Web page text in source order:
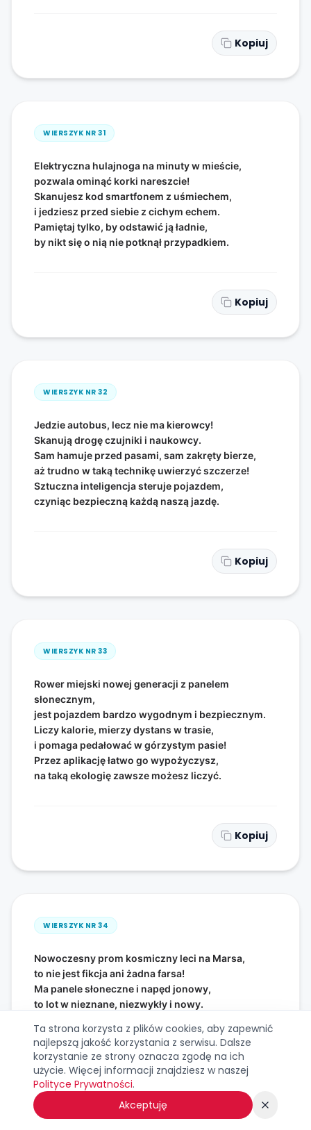
Kopiuj
WIERSZYK NR 31
Elektryczna hulajnoga na minuty w mieście,
pozwala ominąć korki nareszcie!
Skanujesz kod smartfonem z uśmiechem,
i jedziesz przed siebie z cichym echem.
Pamiętaj tylko, by odstawić ją ładnie,
by nikt się o nią nie potknął przypadkiem.
Kopiuj
WIERSZYK NR 32
Jedzie autobus, lecz nie ma kierowcy!
Skanują drogę czujniki i naukowcy.
Sam hamuje przed pasami, sam zakręty bierze,
aż trudno w taką technikę uwierzyć szczerze!
Sztuczna inteligencja steruje pojazdem,
czyniąc bezpieczną każdą naszą jazdę.
Kopiuj
WIERSZYK NR 33
Rower miejski nowej generacji z panelem
słonecznym,
jest pojazdem bardzo wygodnym i bezpiecznym.
Liczy kalorie, mierzy dystans w trasie,
i pomaga pedałować w górzystym pasie!
Przez aplikację łatwo go wypożyczysz,
na taką ekologię zawsze możesz liczyć.
Kopiuj
WIERSZYK NR 34
Nowoczesny prom kosmiczny leci na Marsa,
to nie jest fikcja ani żadna farsa!
Ma panele słoneczne i napęd jonowy,
to lot w nieznane, niezwykły i nowy.
wspaniałe emocje dla załogi każdej.
Kopiuj
Ta strona korzysta z plików cookies, aby zapewnić
najlepszą jakość korzystania z serwisu. Dalsze
korzystanie ze strony oznacza zgodę na ich
użycie. Więcej informacji znajdziesz w naszej
Polityce Prywatności.
Akceptuję